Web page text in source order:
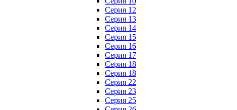
Серия 12
Серия 13
Серия 14
Серия 15
Серия 16
Серия 17
Серия 18
Серия 18
Серия 22
Серия 23
Серия 25